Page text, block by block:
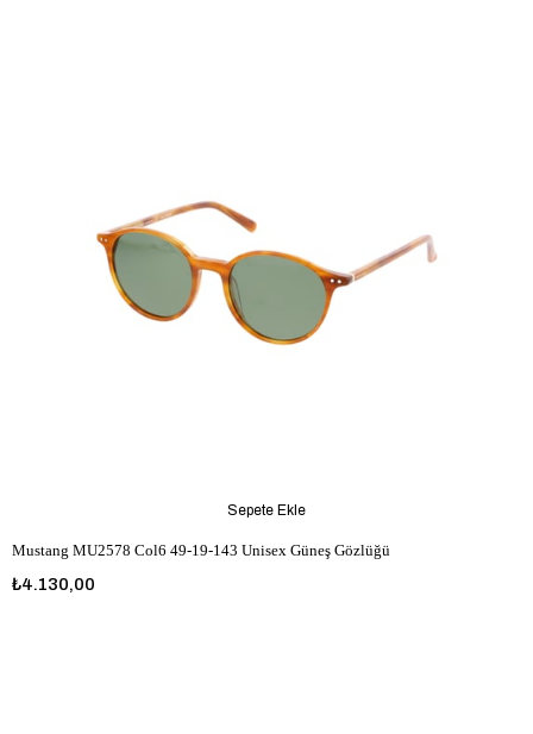
Mustang MU2578 Col6 49-19-143 Unisex Güneş Gözlüğü
₺4.130,00
Sepete Ekle